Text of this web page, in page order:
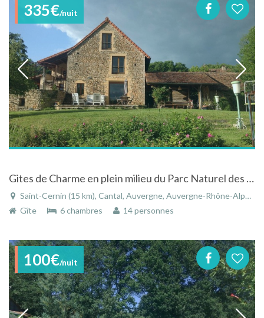
335€/nuit
Gites de Charme en plein milieu du Parc Naturel des Causses du Quercy
Saint-Cernin (15 km), Cantal, Auvergne, Auvergne-Rhône-Alpes, France
Gîte
6 chambres 14 personnes
100€/nuit